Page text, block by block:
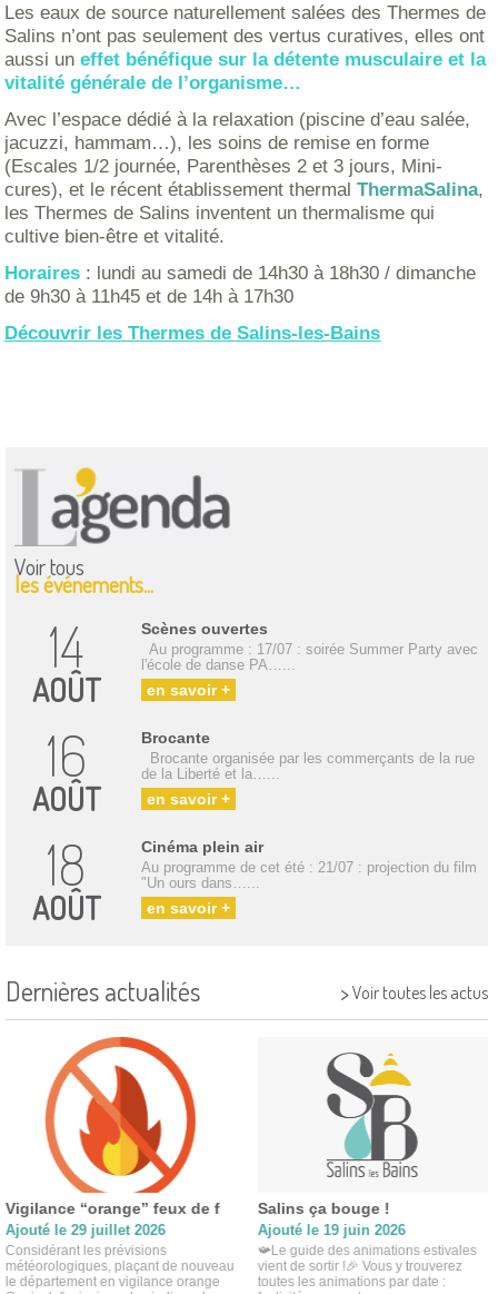
Les eaux de source naturellement salées des Thermes de
Salins n’ont pas seulement des vertus curatives, elles ont
aussi uneffet bénéfique sur la détente musculaire et la
vitalité générale de l’organisme…
Avec l’espace dédié à la relaxation (piscine d’eau salée,
jacuzzi, hammam…), les soins de remise en forme
(Escales 1/2 journée, Parenthèses 2 et 3 jours, Mini-
cures), et le récent établissement thermalThermaSalina,
les Thermes de Salins inventent un thermalisme qui
cultive bien-être et vitalité.
Horaires : lundi au samedi de 14h30 à 18h30 / dimanche
de 9h30 à 11h45 et de 14h à 17h30
Découvrir les Thermes de Salins-les-Bains
Voir tous
les événements...
14
AOÛT
Scènes ouvertes
Au programme : 17/07 : soirée Summer Party avec
l'école de danse PA…...
en savoir +
16
AOÛT
Brocante
Brocante organisée par les commerçants de la rue
de la Liberté et la…...
en savoir +
18
AOÛT
Cinéma plein air
Au programme de cet été : 21/07 : projection du film
"Un ours dans…...
en savoir +
Dernières actualités >Voir toutes les actus
Vigilance “orange” feux de f
Ajouté le 29 juillet 2026
Considérant les prévisions
météorologiques, plaçant de nouveau
le département en vigilance orange
Salins ça bouge !
Ajouté le 19 juin 2026
📯Le guide des animations estivales
vient de sortir !🎉 Vous y trouverez
toutes les animations par date :